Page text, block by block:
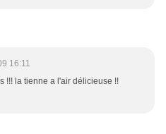
16:11
!!! la tienne a l'air délicieuse !!